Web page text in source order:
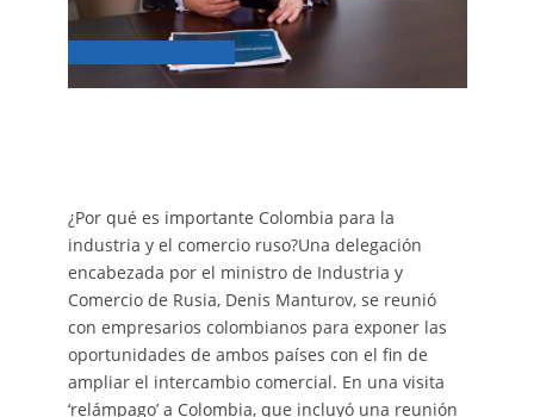
¿Por qué es importante Colombia para la
industria y el comercio ruso?Una delegación
encabezada por el ministro de Industria y
Comercio de Rusia, Denis Manturov, se reunió
con empresarios colombianos para exponer las
oportunidades de ambos países con el fin de
ampliar el intercambio comercial. En una visita
‘relámpago’ a Colombia, que incluyó una reunión